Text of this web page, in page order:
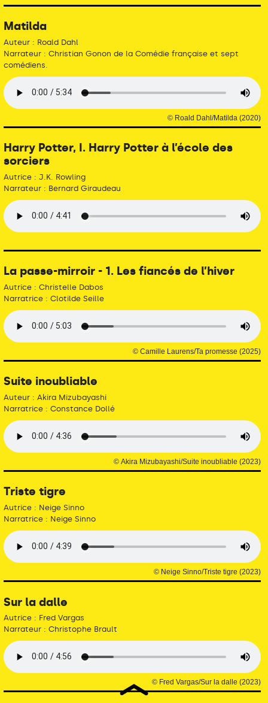
Matilda
Auteur : Roald Dahl
Narrateur : Christian Gonon de la Comédie française et sept
comédiens.
© Roald Dahl/Matilda (2020)
Harry Potter, I. Harry Potter à l’école des
sorciers
Autrice : J.K. Rowling
Narrateur : Bernard Giraudeau
La passe-mirroir - 1. Les fiancés de l’hiver
Autrice : Christelle Dabos
Narratrice : Clotilde Seille
© Camille Laurens/Ta promesse (2025)
Suite inoubliable
Auteur : Akira Mizubayashi
Narratrice : Constance Dollé
© Akira Mizubayashi/Suite inoubliable (2023)
Triste tigre
Autrice : Neige Sinno
Narratrice : Neige Sinno
© Neige Sinno/Triste tigre (2023)
Sur la dalle
Autrice : Fred Vargas
Narrateur : Christophe Brault
© Fred Vargas/Sur la dalle (2023)